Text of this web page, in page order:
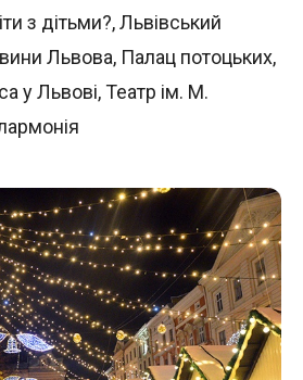
з дітьми?,Львівський
Львова, Палац потоцьких,
у Львові,Театр ім. М.